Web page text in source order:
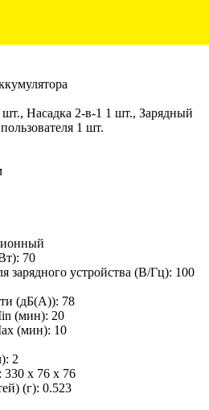
Насадка 2-в-1 1 шт., Зарядный
1 шт.
ионный
70
зарядного устройства (В/Гц): 100
(дБ(А)): 78
(мин): 20
(мин): 10
2
x 76 x 76
(г): 0.523